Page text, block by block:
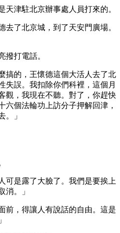
天津駐北京辦事處人員打來的。
去了北京城，到了天安門廣場。
撥打電話。
搞的，王懷德這個大活人去了北
失誤。我扣除你們科裡，這個月
觀，我現在不聽。對了，你趕快
六個法輪功上訪分子押解回津，
。」
可是露了大臉了。我們是要挨上
消。」
前，得讓人有說話的自由。這是